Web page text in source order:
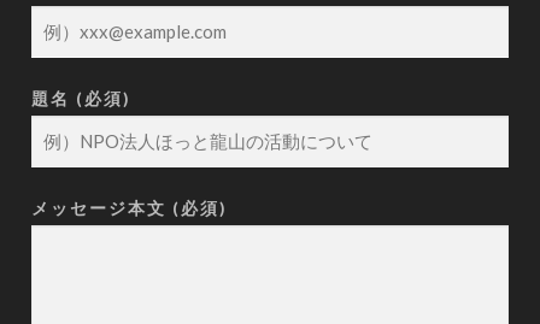
題名 (必須)
メッセージ本文 (必須)